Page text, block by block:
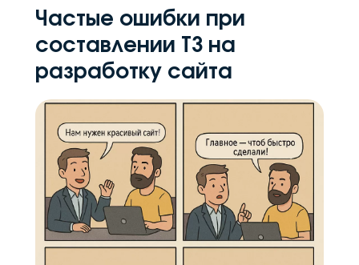
Частые ошибки при
составлении ТЗ на
разработку сайта